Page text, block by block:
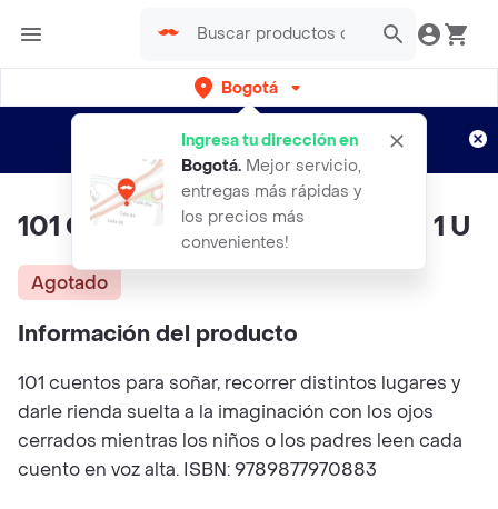
Bogotá
Ingresa tu dirección en
Bogotá. Mejor servicio,
entregas más rápidas y
los precios más
convenientes!
envíos gratis por semanas
Aplican TyC
101 Cuentos Para Sonar Guadal 1 U
Agotado
Información del producto
101 cuentos para soñar, recorrer distintos lugares y
darle rienda suelta a la imaginación con los ojos
cerrados mientras los niños o los padres leen cada
cuento en voz alta. ISBN: 9789877970883